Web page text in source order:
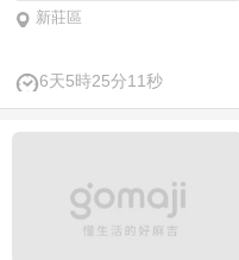
新莊區
6天5時25分10秒